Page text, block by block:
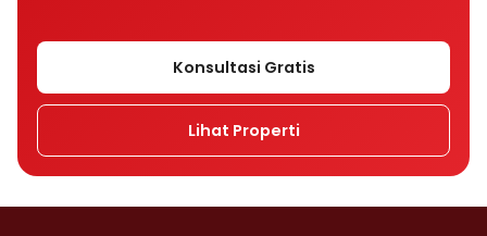
Konsultasi Gratis
Lihat Properti